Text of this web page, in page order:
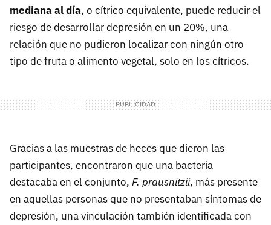
mediana al día, o cítrico equivalente, puede reducir el
riesgo de desarrollar depresión en un 20%, una
relación que no pudieron localizar con ningún otro
tipo de fruta o alimento vegetal, solo en los cítricos.
Gracias a las muestras de heces que dieron las
participantes, encontraron que una bacteria
destacaba en el conjunto, F. prausnitzii, más presente
en aquellas personas que no presentaban síntomas de
depresión, una vinculación también identificada con